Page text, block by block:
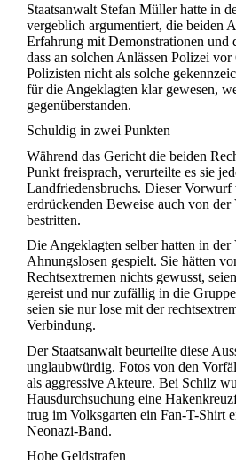
Staatsanwalt Stefan Müller hatte in
vergeblich argumentiert, die beiden
Erfahrung mit Demonstrationen und
dass an solchen Anlässen Polizei
Polizisten nicht als solche
für die Angeklagten klar gewesen,
gegenüberstanden.
Schuldig in zwei Punkten
Während das Gericht die beiden
Punkt freisprach, verurteilte es sie
Landfriedensbruchs. Dieser Vorwurf
erdrückenden Beweise auch von
bestritten.
Die Angeklagten selber hatten in der
Ahnungslosen gespielt. Sie hätten
Rechtsextremen nichts gewusst,
gereist und nur zufällig in die
seien sie nur lose mit der
Verbindung.
Der Staatsanwalt beurteilte diese
unglaubwürdig. Fotos von den
als aggressive Akteure. Bei Schilz
Hausdurchsuchung eine
trug im Volksgarten ein Fan-T-Shirt
Neonazi-Band.
Hohe Geldstrafen